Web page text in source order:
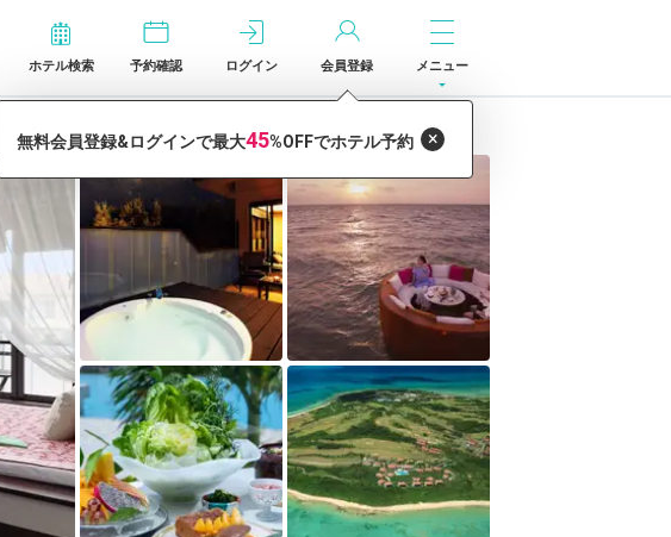
ホテル検索 予約確認 ログイン 会員登録 メニュー